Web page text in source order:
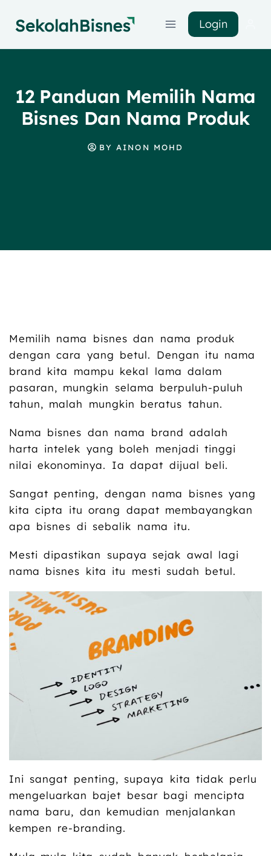
Login
12 Panduan Memilih Nama
Bisnes Dan Nama Produk
BY AINON MOHD
Memilih nama bisnes dan nama produk
dengan cara yang betul. Dengan itu nama
brand kita mampu kekal lama dalam
pasaran, mungkin selama berpuluh-puluh
tahun, malah mungkin beratus tahun.
Nama bisnes dan nama brand adalah
harta intelek yang boleh menjadi tinggi
nilai ekonominya. Ia dapat dijual beli.
Sangat penting, dengan nama bisnes yang
kita cipta itu orang dapat membayangkan
apa bisnes di sebalik nama itu.
Mesti dipastikan supaya sejak awal lagi
nama bisnes kita itu mesti sudah betul.
Ini sangat penting, supaya kita tidak perlu
mengeluarkan bajet besar bagi mencipta
nama baru, dan kemudian menjalankan
kempen re-branding.